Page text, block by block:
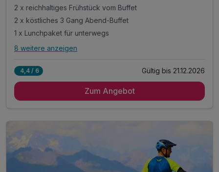
2 x reichhaltiges Frühstück vom Buffet
2 x köstliches 3 Gang Abend-Buffet
1 x Lunchpaket für unterwegs
Alle Inklusivleistungen
2 x reichhaltiges Frühstück vom Buffet
täglich Kaffeekränzchen im Hotel
mit jeweils einem Kaffee und einem Stück Kuchen
1 Obstteller auf dem Zimmer
8 weitere anzeigen
4,4 / 6 Gültig bis 21.12.2026
Zum Angebot